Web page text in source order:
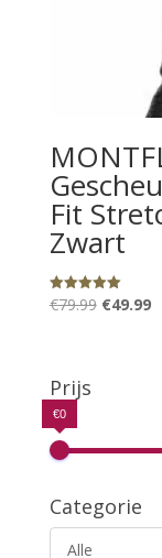
Fit
Zwart
Gewaardeerd
5.00
€79.99 €49.99
Prijs
€0
Categorie
Alle